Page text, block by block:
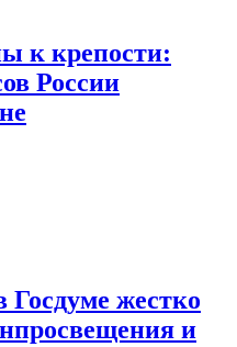
к крепости:
России
Госдуме жестко
и